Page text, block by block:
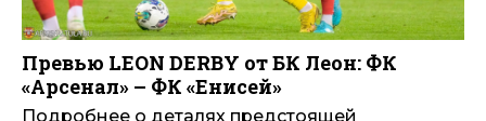
Превью LEON DERBY от БК Леон: ФК
«Арсенал» – ФК «Енисей»
Подробнее о деталях предстоящей